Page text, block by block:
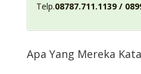
Telp.08787.711.1139 /
Apa Yang Mereka